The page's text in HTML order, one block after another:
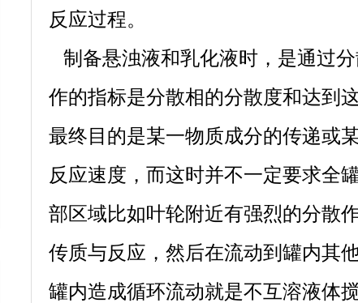
反应过程。
制备悬浊液和乳化液时，是通过
作的指标是分散相的分散度和达到
最终目的是某一物质成分的传递或
反应速度，而这时并不一定要求全
部区域比如叶轮附近有强烈的分散
传质与反应，然后在流动到罐内其
罐内造成循环流动就是不互溶液体